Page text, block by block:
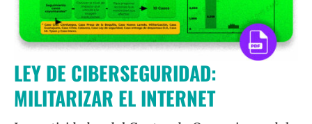
LEY DE CIBERSEGURIDAD:
MILITARIZAR EL INTERNET